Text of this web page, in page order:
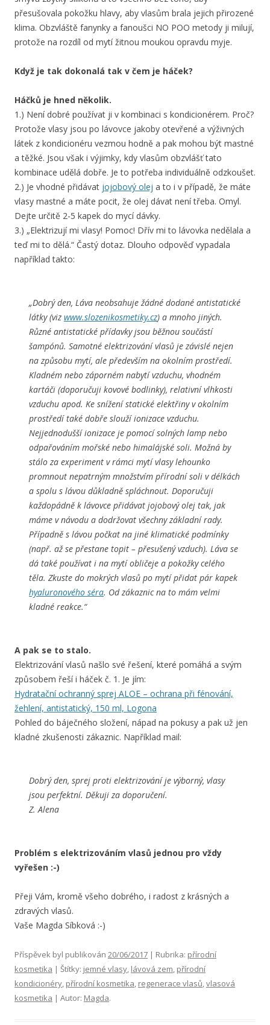
přesušovala pokožku hlavy, aby vlasům brala jejich přirozené
klima. Obzvláště fanynky a fanoušci NO POO metody ji milují,
protože na rozdíl od mytí žitnou moukou opravdu myje.
Když je tak dokonalá tak v čem je háček?
Háčků je hned několik.
1.) Není dobré používat ji v kombinaci s kondicionérem. Proč?
Protože vlasy jsou po lávovce jakoby otevřené a výživných
látek z kondicionéru vezmou hodně a pak mohou být mastné
a těžké. Jsou však i výjimky, kdy vlasům obzvlášť tato
kombinace udělá dobře. Je to potřeba individuálně odzkoušet.
2.) Je vhodné přidávat jojobový olej a to i v případě, že máte
vlasy mastné a máte pocit, že olej dávat není třeba. Omyl.
Dejte určitě 2-5 kapek do mycí dávky.
3.) „Elektrizují mi vlasy! Pomoc! Dřív mi to lávovka nedělala a
teď mi to dělá.“ Častý dotaz. Dlouho odpověď vypadala
například takto:
„Dobrý den, Láva neobsahuje žádné dodané antistatické
látky (viz www.slozenikosmetiky.cz) a mnoho jiných.
Různé antistatické přídavky jsou běžnou součástí
šampónů. Samotné elektrizování vlasů je závislé nejen
na způsobu mytí, ale především na okolním prostředí.
Kladném nebo záporném nabytí vzduchu, vhodném
kartáči (doporučuji kovové bodlinky), relativní vlhkosti
vzduchu apod. Ke snížení statické elektřiny v okolním
prostředí také dobře slouží ionizace vzduchu.
Nejjednodušší ionizace je pomocí solných lamp nebo
odpařováním mořské nebo himalájské soli. Možná by
stálo za experiment v rámci mytí vlasy lehounko
promnout nepatrným množstvím přírodní soli v délkách
a spolu s lávou důkladně spláchnout. Doporučuji
každopádně k lávovce přidávat jojobový olej tak, jak
máme v návodu a dodržovat všechny základní rady.
Případně s lávou počkat na jiné klimatické podmínky
(např. až se přestane topit – přesušený vzduch). Láva se
dá také používat i na mytí obličeje a pokožky celého
těla. Zkuste do mokrých vlasů po mytí přidat pár kapek
hyaluronového séra. Od zákaznic na to mám velmi
kladné reakce.“
A pak se to stalo.
Elektrizování vlasů našlo své řešení, které pomáhá a svým
způsobem řeší i háček č. 1. Je jím:
Hydratační ochranný sprej ALOE – ochrana při fénování,
žehlení, antistatický, 150 ml, Logona
Pohled do báječného složení, nápad na pokusy a pak už jen
kladné zkušenosti zákaznic. Například mail:
Dobrý den, sprej proti elektrizování je výborný, vlasy
jsou perfektní. Děkuji za doporučení.
Z. Alena
Problém s elektrizováním vlasů jednou pro vždy
vyřešen :-)
Přeji Vám, kromě všeho dobrého, i radost z krásných a
zdravých vlasů.
Vaše Magda Síbková :-)
Příspěvek byl publikován 20/06/2017 | Rubrika: přírodní
kosmetika | Štítky: jemné vlasy, lávová zem, přírodní
kondicionéry, přírodní kosmetika, regenerace vlasů,vlasová
kosmetika | Autor: Magda.